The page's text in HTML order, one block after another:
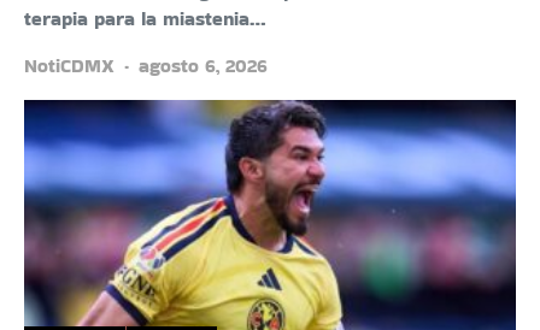
terapia para la miastenia…
NotiCDMX
agosto 6, 2026